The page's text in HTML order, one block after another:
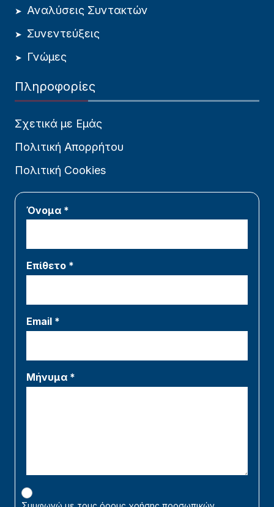
Αναλύσεις Συντακτών
Συνεντεύξεις
Γνώμες
Πληροφορίες
Σχετικά με Εμάς
Πολιτική Απορρήτου
Πολιτική Cookies
Όνομα *
Επίθετο *
Email *
Μήνυμα *